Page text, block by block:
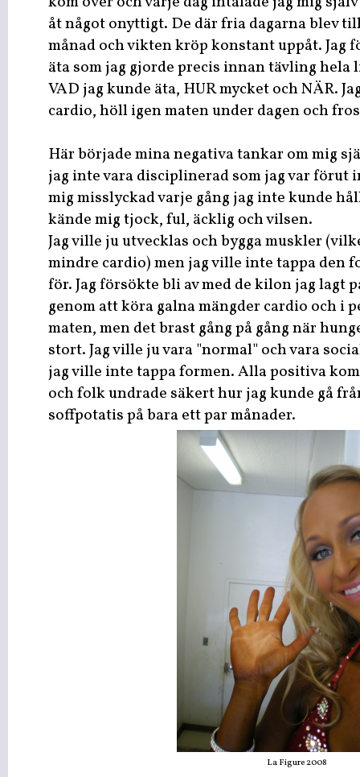
åt något onyttigt. De där fria dagarna blev
månad och vikten kröp konstant uppåt. Jag
äta som jag gjorde precis innan tävling hela
VAD jag kunde äta, HUR mycket och NÄR.
cardio, höll igen maten under dagen och
Här började mina negativa tankar om mig
jag inte vara disciplinerad som jag var förut
mig misslyckad varje gång jag inte kunde
kände mig tjock, ful, äcklig och vilsen.
Jag ville ju utvecklas och bygga muskler
mindre cardio) men jag ville inte tappa den
för. Jag försökte bli av med de kilon jag lagt
genom att köra galna mängder cardio och i
maten, men det brast gång på gång när
stort. Jag ville ju vara "normal" och vara
jag ville inte tappa formen. Alla positiva
och folk undrade säkert hur jag kunde gå
soffpotatis på bara ett par månader.
La Figure 2008